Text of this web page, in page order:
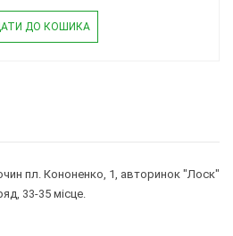
ДО КОШИКА
пл. Кононенко, 1, авторинок "Лоск"
33-35 місце.